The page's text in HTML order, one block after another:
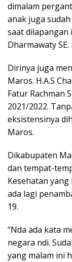
dimalam
anak juga
saat dilapangan
Dharmawaty SE.
Dirinya juga
Maros. H.A.S
Fatur Rachman
2021/2022.
eksistensinya
Maros.
Dikabupaten
dan tempat-
Kesehatan
ada lagi
19.
“Nda ada kata
negara ndi.
yang malam ini